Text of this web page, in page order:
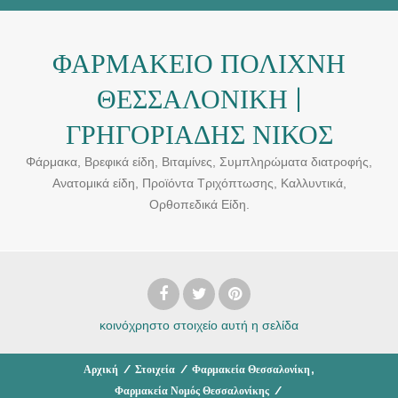
ΦΑΡΜΑΚΕΙΟ ΠΟΛΙΧΝΗ
ΘΕΣΣΑΛΟΝΙΚΗ |
ΓΡΗΓΟΡΙΑΔΗΣ ΝΙΚΟΣ
Φάρμακα, Βρεφικά είδη, Βιταμίνες, Συμπληρώματα διατροφής,
Ανατομικά είδη, Προϊόντα Τριχόπτωσης, Καλλυντικά,
Ορθοπεδικά Είδη.
κοινόχρηστο στοιχείο αυτή η σελίδα
Αρχική / Στοιχεία / Φαρμακεία Θεσσαλονίκη ,
Φαρμακεία Νομός Θεσσαλονίκης /